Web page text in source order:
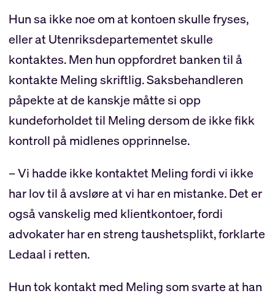
Hun sa ikke noe om at kontoen skulle fryses,
eller at Utenriksdepartementet skulle
kontaktes. Men hun oppfordret banken til å
kontakte Meling skriftlig. Saksbehandleren
påpekte at de kanskje måtte si opp
kundeforholdet til Meling dersom de ikke fikk
kontroll på midlenes opprinnelse.
– Vi hadde ikke kontaktet Meling fordi vi ikke
har lov til å avsløre at vi har en mistanke. Det er
også vanskelig med klientkontoer, fordi
advokater har en streng taushetsplikt, forklarte
Ledaal i retten.
Hun tok kontakt med Meling som svarte at han